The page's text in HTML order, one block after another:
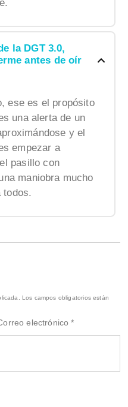
la DGT 3.0,
antes de oír
ese es el propósito
una alerta de un
y el
empezar a
pasillo con
maniobra mucho
todos.
Los campos obligatorios están
electrónico*